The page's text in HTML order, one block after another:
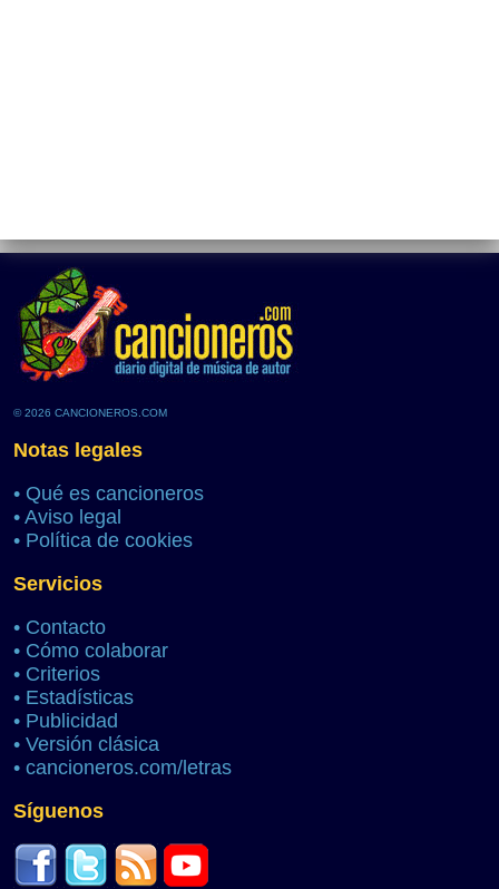
© 2026 CANCIONEROS.COM
Notas legales
• Qué es cancioneros
• Aviso legal
• Política de cookies
Servicios
• Contacto
• Cómo colaborar
• Criterios
• Estadísticas
• Publicidad
• Versión clásica
• cancioneros.com/letras
Síguenos